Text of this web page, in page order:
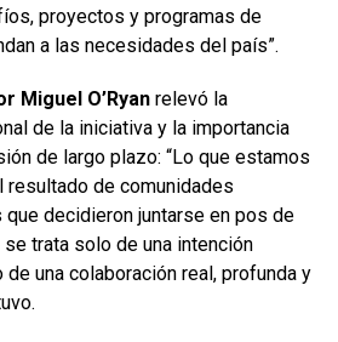
proyectos y programas de
a las necesidades del país”.
Miguel O’Ryan relevó la
de la iniciativa y la importancia
de largo plazo: “Lo que estamos
de comunidades
decidieron juntarse en pos de
trata solo de una intención
una colaboración real, profunda y